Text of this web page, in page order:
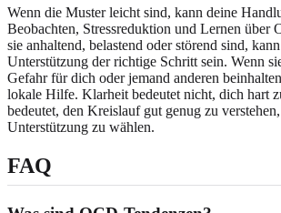
Wenn die Muster leicht sind, kann deine
Beobachten, Stressreduktion und Lernen über
sie anhaltend, belastend oder störend sind,
Unterstützung der richtige Schritt sein. Wenn
Gefahr für dich oder jemand anderen
lokale Hilfe. Klarheit bedeutet nicht, dich hart
bedeutet, den Kreislauf gut genug zu
Unterstützung zu wählen.
FAQ